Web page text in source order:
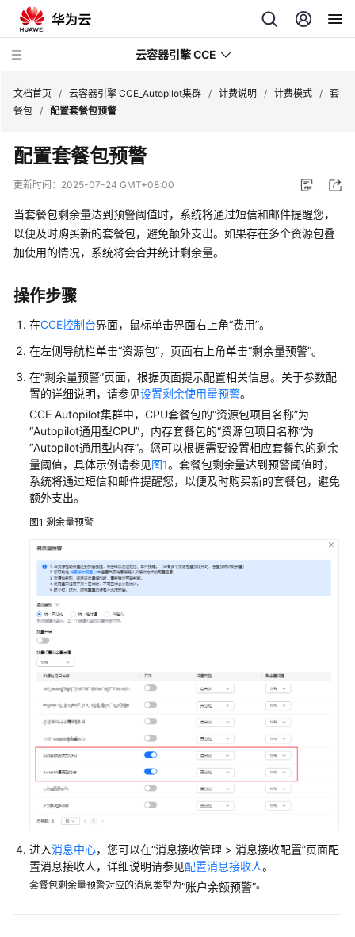
云容器引擎 CCE
最
动
态
务
告
品
介
绍
计
费
说
明
Autopilot
集
群
计
费
概
述
费
模
式
CCE
Autopilot
集
计
费
模
文档首页 / 云容器引擎 CCE_Autopilot集群 / 计费说明 / 计费模式 / 套
餐包 / 配置套餐包预警
配置套餐包预警
更新时间： 2025-07-24 GMT+08:00
当套餐包剩余量达到预警阈值时，系统将通过短信和邮件提醒您，
以便及时购买新的套餐包，避免额外支出。如果存在多个资源包叠
加使用的情况，系统将会合并统计剩余量。
操作步骤
在CCE控制台界面，鼠标单击界面右上角“费用”。
在左侧导航栏单击“资源包”，页面右上角单击“剩余量预警”。
在“剩余量预警”页面，根据页面提示配置相关信息。关于参数配
置的详细说明，请参见设置剩余使用量预警。
CCE Autopilot集群中，CPU套餐包的“资源包项目名称”为
“Autopilot通用型CPU”，内存套餐包的“资源包项目名称”为
“Autopilot通用型内存”。您可以根据需要设置相应套餐包的剩余
量阈值，具体示例请参见图1。套餐包剩余量达到预警阈值时，
系统将通过短信和邮件提醒您，以便及时购买新的套餐包，避免
额外支出。
图1 剩余量预警
进入消息中心，您可以在“消息接收管理 > 消息接收配置”页面配
置消息接收人，详细说明请参见配置消息接收人。
套餐包剩余量预警对应的消息类型为“账户余额预警”。